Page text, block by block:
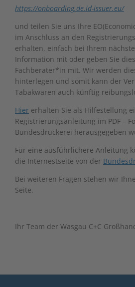
https://onboarding.de.id-issuer.eu/
und teilen Sie uns Ihre
im Anschluss an den
erhalten, einfach bei Ihrem
Information mit oder geben Sie
Fachberater*in mit. Wir werden
hinterlegen und somit kann der
Tabakwaren auch künftig
Hier erhalten Sie als Hilfestellung
Registrierungsanleitung im PDF –
Bundesdruckerei herausgegeben
Für eine ausführlichere Anleitung
die Internestseite von der
Bei weiteren Fragen stehen wir
Seite.
Ihr Team der Wasgau C+C